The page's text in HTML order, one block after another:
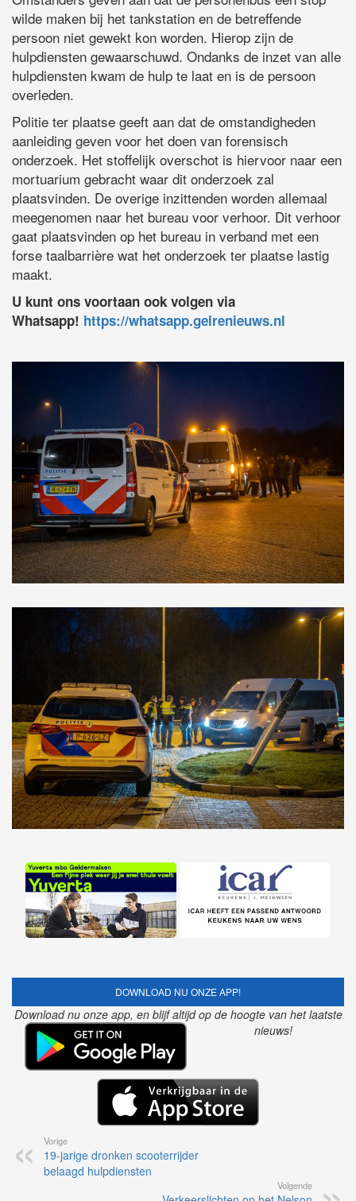
wilde maken bij het tankstation en de betreffende
persoon niet gewekt kon worden. Hierop zijn de
hulpdiensten gewaarschuwd. Ondanks de inzet van alle
hulpdiensten kwam de hulp te laat en is de persoon
overleden.
Politie ter plaatse geeft aan dat de omstandigheden
aanleiding geven voor het doen van forensisch
onderzoek. Het stoffelijk overschot is hiervoor naar een
mortuarium gebracht waar dit onderzoek zal
plaatsvinden. De overige inzittenden worden allemaal
meegenomen naar het bureau voor verhoor. Dit verhoor
gaat plaatsvinden op het bureau in verband met een
forse taalbarrière wat het onderzoek ter plaatse lastig
maakt.
U kunt ons voortaan ook volgen via
Whatsapp! https://whatsapp.gelrenieuws.nl
DOWNLOAD NU ONZE APP!
Download nu onze app, en blijf altijd op de hoogte van het laatste
nieuws!
Vorige
19-jarige dronken scooterrijder
belaagd hulpdiensten
Volgende